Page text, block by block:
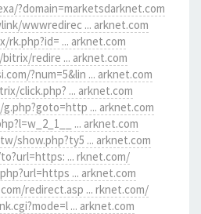
?domain=marketsdarknet.com
wwwredirec ... arknet.com
... arknet.com
redire ... arknet.com
?num=5&lin ... arknet.com
click.php? ... arknet.com
... arknet.com
... arknet.com
show.php?ty5 ... arknet.com
... rknet.com/
... arknet.com
redirect.asp ... rknet.com/
... arknet.com